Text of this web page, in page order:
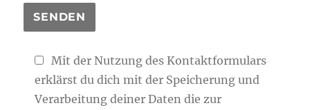
Mit der Nutzung des Kontaktformulars
erklärst du dich mit der Speicherung und
Verarbeitung deiner Daten die zur